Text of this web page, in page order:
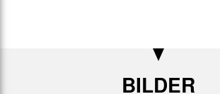
BILDER